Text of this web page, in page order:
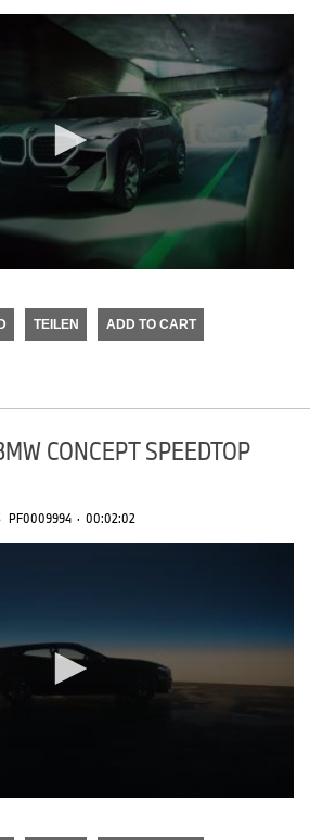
TEILEN ADD TO CART
CONCEPT SPEEDTOP
PF0009994 · 00:02:02